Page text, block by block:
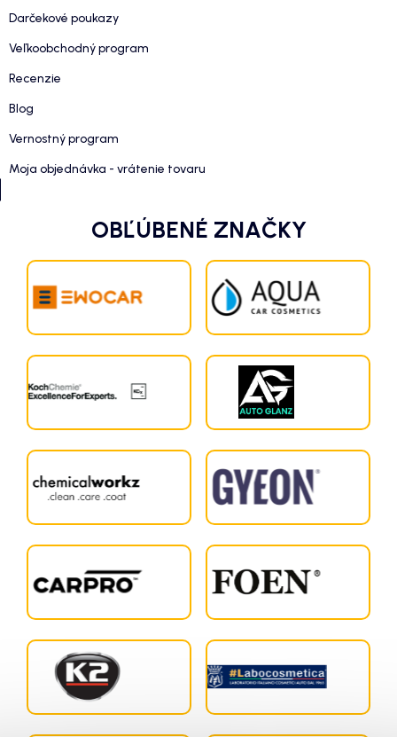
Darčekové poukazy
Veľkoobchodný program
Recenzie
Blog
Vernostný program
Moja objednávka - vrátenie tovaru
OBĽÚBENÉ ZNAČKY